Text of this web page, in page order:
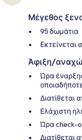
Μέγεθος
95 δωμάτια
Εκτείνεται
Άφιξη/
Ώρα
Διατίθεται
Ελάχιστη
Ώρα check-
Διατίθεται